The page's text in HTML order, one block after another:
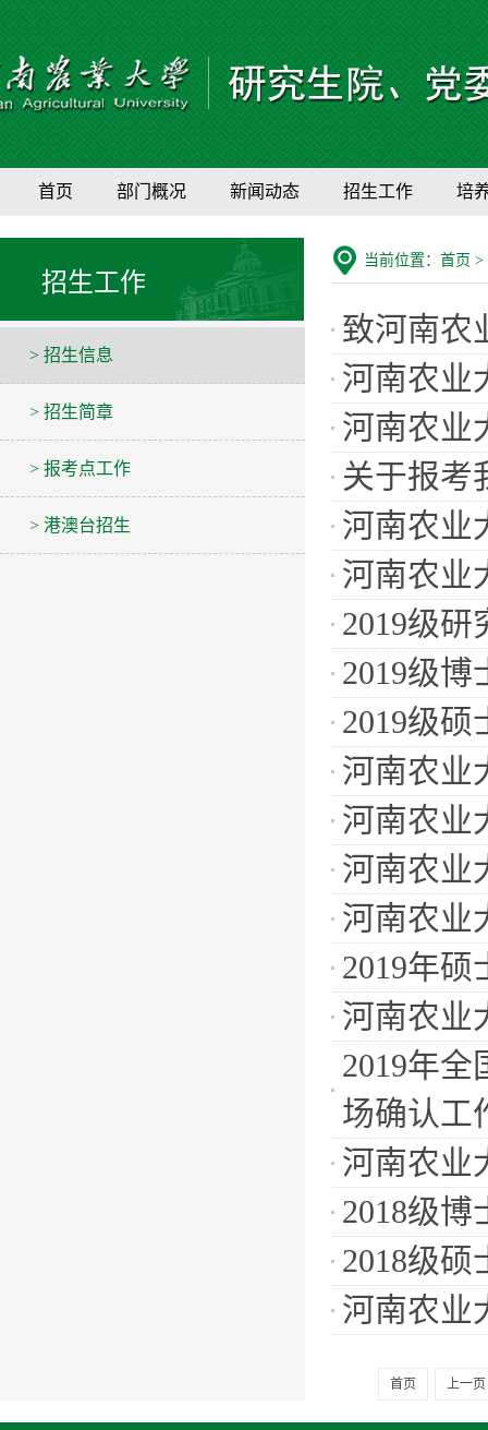
首页 部门概况 新闻动态 招生工作 培
招生工作
> 招生信息
> 招生简章
> 报考点工作
> 港澳台招生
当前位置： 首页 >
致河南农
河南农业
河南农业
关于报考
河南农业
河南农业
2019级研
2019级
2019级
河南农业
河南农业
河南农业
河南农业
2019年
河南农业
2019年
场确认工
河南农业
2018级
2018级
河南农业
首页 上一页